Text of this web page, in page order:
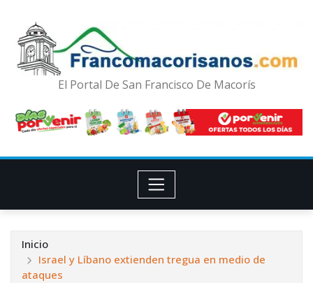
El Portal De San Francisco De Macorís
Inicio
Israel y Líbano extienden tregua en medio de
ataques